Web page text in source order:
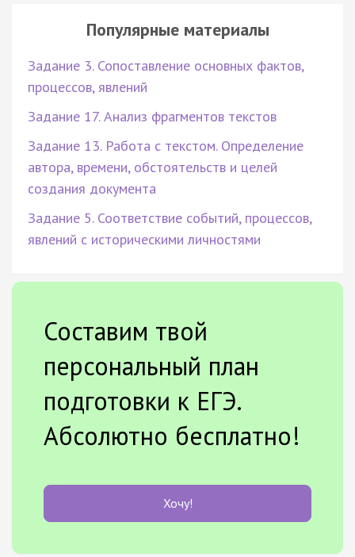
Популярные материалы
Задание 3. Сопоставление основных фактов,
процессов, явлений
Задание 17. Анализ фрагментов текстов
Задание 13. Работа с текстом. Определение
автора, времени, обстоятельств и целей
создания документа
Задание 5. Соответствие событий, процессов,
явлений с историческими личностями
Составим твой
персональный план
подготовки к ЕГЭ.
Абсолютно бесплатно!
Хочу!